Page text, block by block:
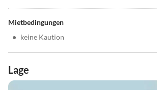
Mietbedingungen
• keine Kaution
Lage